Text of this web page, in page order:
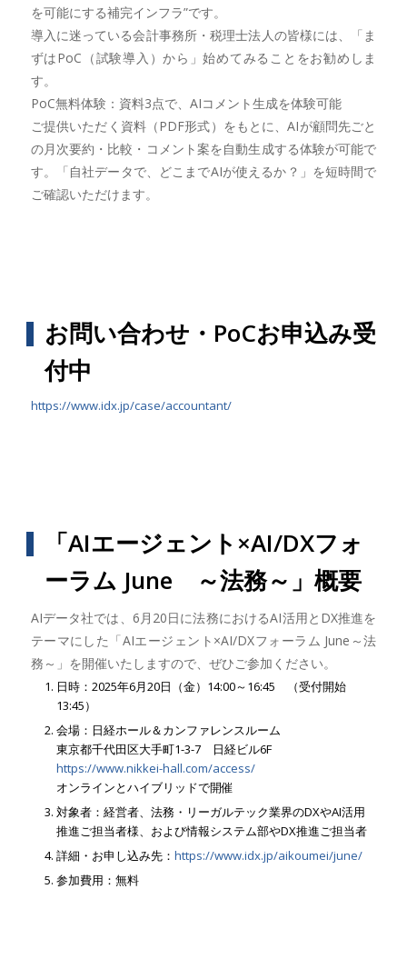
を可能にする補完インフラ”です。
導入に迷っている会計事務所・税理士法人の皆様には、「ま
ずはPoC（試験導入）から」始めてみることをお勧めしま
す。
PoC無料体験：資料3点で、AIコメント生成を体験可能
ご提供いただく資料（PDF形式）をもとに、AIが顧問先ごと
の月次要約・比較・コメント案を自動生成する体験が可能で
す。「自社データで、どこまでAIが使えるか？」を短時間で
ご確認いただけます。
お問い合わせ・PoCお申込み受
付中
https://www.idx.jp/case/accountant/
「AIエージェント×AI/DXフォ
ーラム June ～法務～」概要
AIデータ社では、6月20日に法務におけるAI活用とDX推進を
テーマにした「AIエージェント×AI/DXフォーラム June～法
務～」を開催いたしますので、ぜひご参加ください。
日時：2025年6月20日（金）14:00～16:45 （受付開始
13:45）
会場：日経ホール＆カンファレンスルーム
東京都千代田区大手町1-3-7 日経ビル6F
https://www.nikkei-hall.com/access/
オンラインとハイブリッドで開催
対象者：経営者、法務・リーガルテック業界のDXやAI活用
推進ご担当者様、および情報システム部やDX推進ご担当者
詳細・お申し込み先： https://www.idx.jp/aikoumei/june/
参加費用：無料